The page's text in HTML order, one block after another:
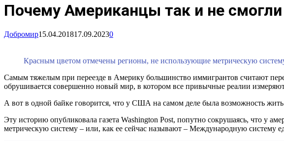
Почему Американцы так и не
Добромир15.04.201817.09.20230
Красным цветом отмечены регионы, не использующие метрическую
Самым тяжелым при переезде в Америку большинство иммигрантов считают
обрушивается совершенно новый мир, в котором все привычные реалии
А вот в одной байке говорится, что у США на самом деле была возможность
Эту историю опубликовала газета Washington Post, попутно сокрушаясь, что у
метрическую систему – или, как ее сейчас называют – Международную систему